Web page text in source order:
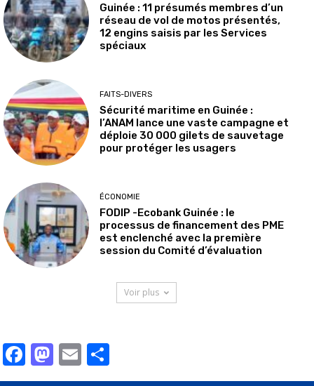
Guinée : 11 présumés membres d’un
réseau de vol de motos présentés,
12 engins saisis par les Services
spéciaux
FAITS-DIVERS
Sécurité maritime en Guinée :
l’ANAM lance une vaste campagne et
déploie 30 000 gilets de sauvetage
pour protéger les usagers
ÉCONOMIE
FODIP -Ecobank Guinée : le
processus de financement des PME
est enclenché avec la première
session du Comité d’évaluation
Voir plus
Facebook
Mastodon
Email